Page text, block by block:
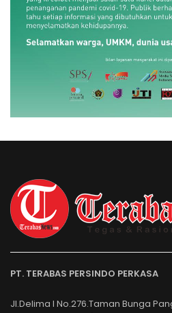
PT. TERABAS PERSINDO PERKASA
Jl.Delima I No.276.Taman Bunga